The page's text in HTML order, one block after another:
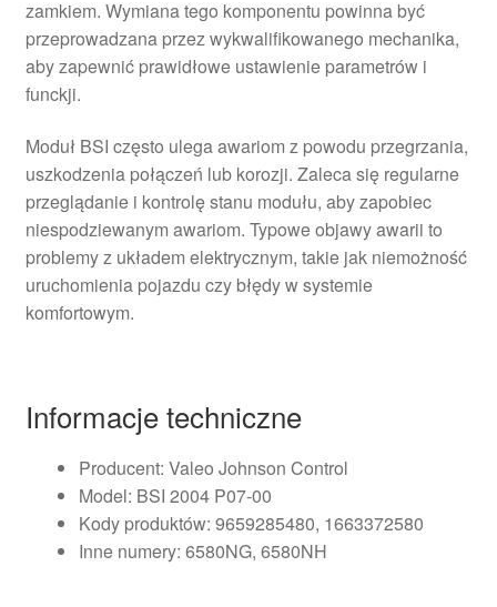
zamkiem. Wymiana tego komponentu powinna być
przeprowadzana przez wykwalifikowanego mechanika,
aby zapewnić prawidłowe ustawienie parametrów i
funckji.
Moduł BSI często ulega awariom z powodu przegrzania,
uszkodzenia połączeń lub korozji. Zaleca się regularne
przeglądanie i kontrolę stanu modułu, aby zapobiec
niespodziewanym awariom. Typowe objawy awarii to
problemy z układem elektrycznym, takie jak niemożność
uruchomienia pojazdu czy błędy w systemie
komfortowym.
Informacje techniczne
Producent: Valeo Johnson Control
Model: BSI 2004 P07-00
Kody produktów: 9659285480, 1663372580
Inne numery: 6580NG, 6580NH